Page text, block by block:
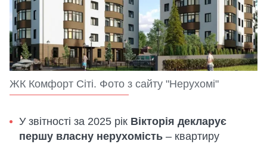
ЖК Комфорт Сіті. Фото з сайту "Нерухомі"
У звітності за 2025 рік Вікторія декларує
першу власну нерухомість – квартиру